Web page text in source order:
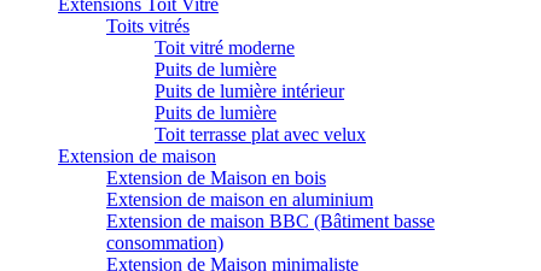
Extensions Toit Vitré
Toits vitrés
Toit vitré moderne
Puits de lumière
Puits de lumière intérieur
Puits de lumière
Toit terrasse plat avec velux
Extension de maison
Extension de Maison en bois
Extension de maison en aluminium
Extension de maison BBC (Bâtiment basse
consommation)
Extension de Maison minimaliste